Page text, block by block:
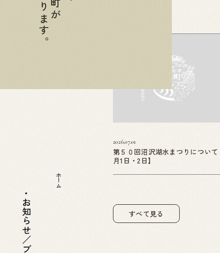
2026.07.01
第５０回沼沢湖水まつりについて
月1日・2日】
すべて見る
ホーム
お知らせ／ブログ
あります。